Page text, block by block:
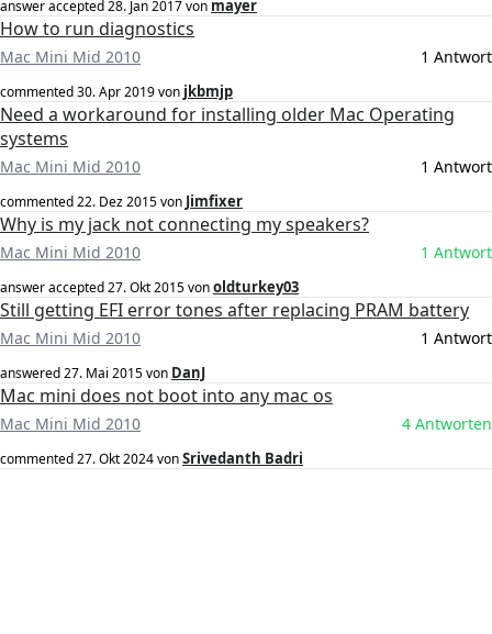
answer accepted28. Jan 2017von mayer
How to run diagnostics
Mac Mini Mid 2010 1 Antwort
commented30. Apr 2019von jkbmjp
Need a workaround for installing older Mac Operating
systems
Mac Mini Mid 2010 1 Antwort
commented22. Dez 2015von Jimfixer
Why is my jack not connecting my speakers?
Mac Mini Mid 2010 1 Antwort
answer accepted27. Okt 2015vonoldturkey03
Still getting EFI error tones after replacing PRAM battery
Mac Mini Mid 2010 1 Antwort
answered27. Mai 2015von DanJ
Mac mini does not boot into any mac os
Mac Mini Mid 2010 4 Antworten
commented27. Okt 2024vonSrivedanth Badri